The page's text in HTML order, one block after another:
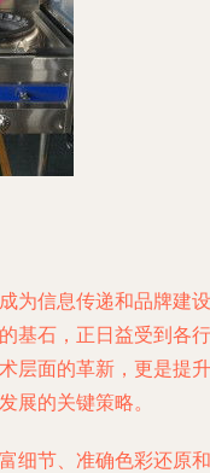
为信息传递和品牌建设
基石，正日益受到各行
层面的革新，更是提升
展的关键策略。
细节、准确色彩还原和